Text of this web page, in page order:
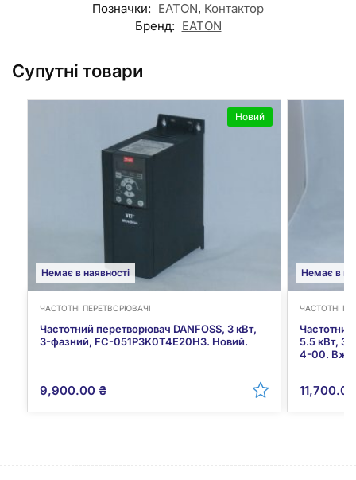
Позначки: EATON, Контактор
Бренд: EATON
Супутні товари
Немає в наявності
Новий
ЧАСТОТНІ ПЕРЕТВОРЮВАЧІ
Частотний перетворювач DANFOSS, 3 кВт,
3-фазний, FC-051P3K0T4E20H3. Новий.
9,900.00 ₴
Немає в
ЧАСТОТНІ
Частотний
5.5 кВт,
4-00.